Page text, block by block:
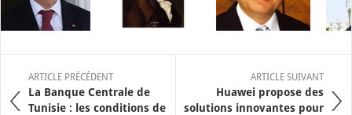
ARTICLE PRÉCÉDENT
La Banque Centrale de
Tunisie : les conditions de
ARTICLE SUIVANT
Huawei propose des
solutions innovantes pour